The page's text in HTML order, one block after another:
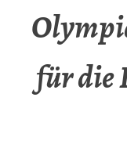
für die